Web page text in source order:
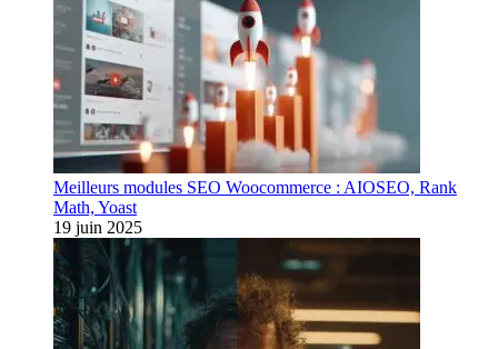
Meilleurs modules SEO Woocommerce : AIOSEO, Rank
Math, Yoast
19 juin 2025